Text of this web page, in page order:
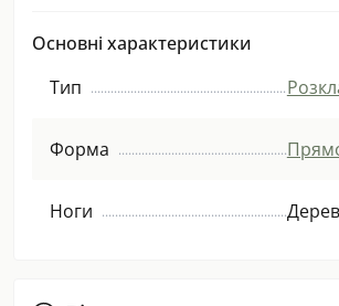
Основні характеристики
Тип
Форма
Ноги